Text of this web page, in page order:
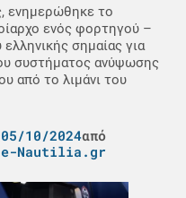
ενημερώθηκε το
ενός φορτηγού –
σημαίας για
συστήματος ανύψωσης
από το λιμάνι του
05/10/2024από
e-Nautilia.gr